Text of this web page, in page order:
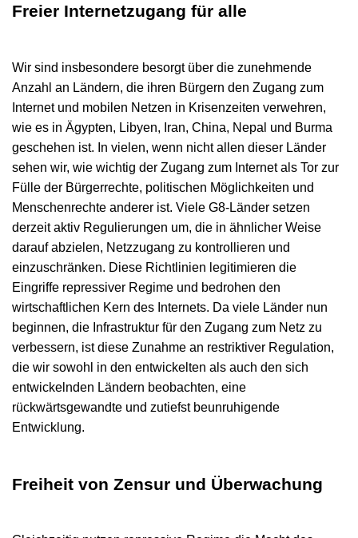
Freier Internetzugang für alle
Wir sind insbesondere besorgt über die zunehmende
Anzahl an Ländern, die ihren Bürgern den Zugang zum
Internet und mobilen Netzen in Krisenzeiten verwehren,
wie es in Ägypten, Libyen, Iran, China, Nepal und Burma
geschehen ist. In vielen, wenn nicht allen dieser Länder
sehen wir, wie wichtig der Zugang zum Internet als Tor zur
Fülle der Bürgerrechte, politischen Möglichkeiten und
Menschenrechte anderer ist. Viele G8-Länder setzen
derzeit aktiv Regulierungen um, die in ähnlicher Weise
darauf abzielen, Netzzugang zu kontrollieren und
einzuschränken. Diese Richtlinien legitimieren die
Eingriffe repressiver Regime und bedrohen den
wirtschaftlichen Kern des Internets. Da viele Länder nun
beginnen, die Infrastruktur für den Zugang zum Netz zu
verbessern, ist diese Zunahme an restriktiver Regulation,
die wir sowohl in den entwickelten als auch den sich
entwickelnden Ländern beobachten, eine
rückwärtsgewandte und zutiefst beunruhigende
Entwicklung.
Freiheit von Zensur und Überwachung